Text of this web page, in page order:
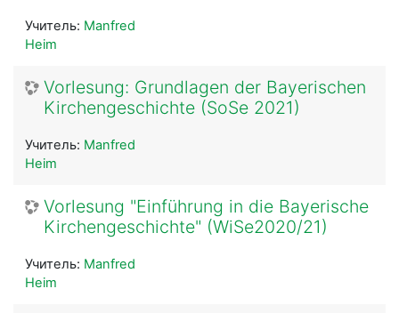
Учитель: Manfred
Heim
Vorlesung: Grundlagen der Bayerischen
Kirchengeschichte (SoSe 2021)
Учитель: Manfred
Heim
Vorlesung "Einführung in die Bayerische
Kirchengeschichte" (WiSe2020/21)
Учитель: Manfred
Heim